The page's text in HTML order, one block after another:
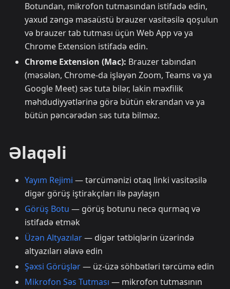
Botundan, mikrofon tutmasından istifadə edin,
yaxud zəngə masaüstü brauzer vasitəsilə qoşulun
və brauzer tab tutması üçün Web App və ya
Chrome Extension istifadə edin.
Chrome Extension (Mac): Brauzer tabından
(məsələn, Chrome-da işləyən Zoom, Teams və ya
Google Meet) səs tuta bilər, lakin məxfilik
məhdudiyyətlərinə görə bütün ekrandan və ya
bütün pəncərədən səs tuta bilməz.
Əlaqəli
Yayım Rejimi — tərcümənizi otaq linki vasitəsilə
digər görüş iştirakçıları ilə paylaşın
Görüş Botu — görüş botunu necə qurmaq və
istifadə etmək
Üzən Altyazılar— digər tətbiqlərin üzərində
altyazıları əlavə edin
Şəxsi Görüşlər— üz-üzə söhbətləri tərcümə edin
Mikrofon Səs Tutması — mikrofon tutmasının